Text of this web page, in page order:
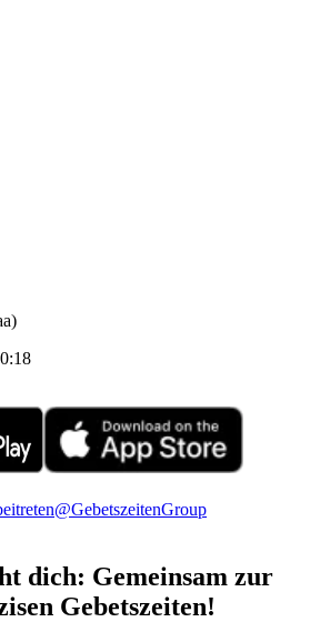
)
@GebetszeitenGroup
dich: Gemeinsam zur
Gebetszeiten!